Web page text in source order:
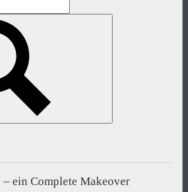
ein Complete Makeover